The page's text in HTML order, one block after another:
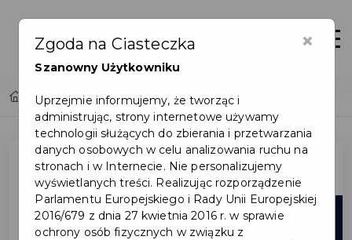
Home Lista aktualności
×
Zgoda na Ciasteczka
Szanowny Użytkowniku
Uprzejmie informujemy, że tworząc i
administrując, strony internetowe używamy
technologii służących do zbierania i przetwarzania
danych osobowych w celu analizowania ruchu na
stronach i w Internecie. Nie personalizujemy
wyświetlanych treści. Realizując rozporządzenie
Parlamentu Europejskiego i Rady Unii Europejskiej
2016/679 z dnia 27 kwietnia 2016 r. w sprawie
ochrony osób fizycznych w związku z